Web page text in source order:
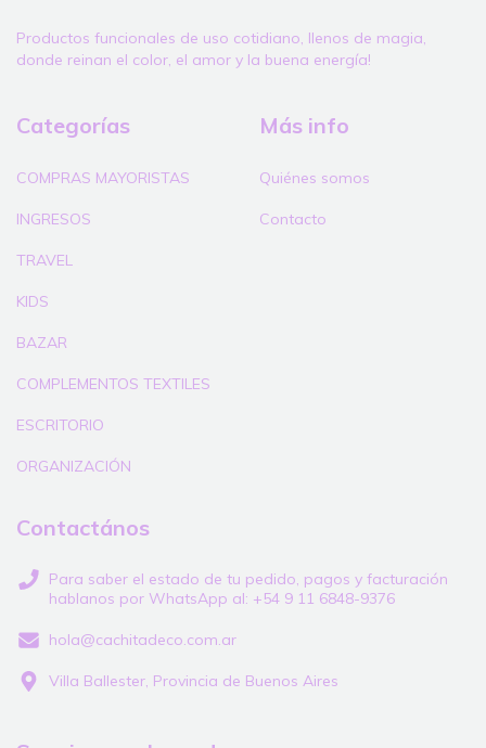
Productos funcionales de uso cotidiano, llenos de magia,
donde reinan el color, el amor y la buena energía!
Categorías
COMPRAS MAYORISTAS
INGRESOS
TRAVEL
KIDS
BAZAR
COMPLEMENTOS TEXTILES
ESCRITORIO
ORGANIZACIÓN
Más info
Quiénes somos
Contacto
Contactános
Para saber el estado de tu pedido, pagos y facturación
hablanos por WhatsApp al: +54 9 11 6848-9376
hola@cachitadeco.com.ar
Villa Ballester, Provincia de Buenos Aires